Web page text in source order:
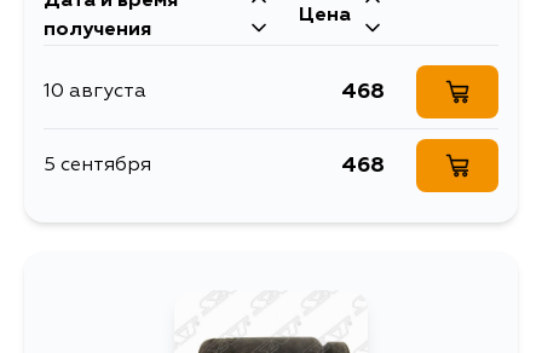
5 сентября 960
получения
Цена
10 августа 468
5 сентября 468